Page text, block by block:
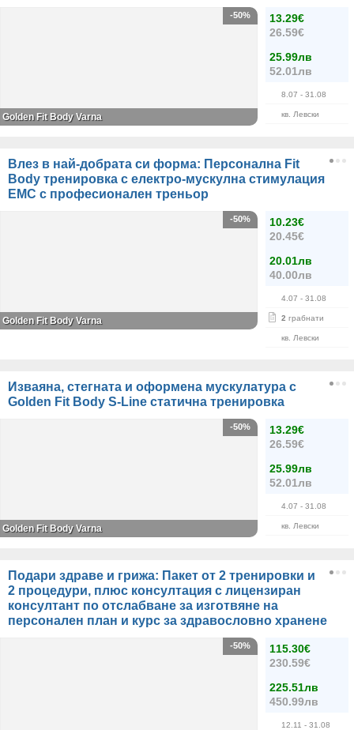
13.29€
26.59€
25.99лв
52.01лв
8.07 - 31.08
кв. Левски
-50%
Golden Fit Body Varna
Влез в най-добрата си форма: Персонална Fit
Body тренировка с електро-мускулна стимулация
ЕМС с професионален треньор
10.23€
20.45€
20.01лв
40.00лв
4.07 - 31.08
2 грабнати
кв. Левски
-50%
Golden Fit Body Varna
Изваяна, стегната и оформена мускулатура с
Golden Fit Body S-Line статична тренировка
13.29€
26.59€
25.99лв
52.01лв
4.07 - 31.08
кв. Левски
-50%
Golden Fit Body Varna
Подари здраве и грижа: Пакет от 2 тренировки и
2 процедури, плюс консултация с лицензиран
консултант по отслабване за изготвяне на
персонален план и курс за здравословно хранене
115.30€
230.59€
225.51лв
450.99лв
12.11 - 31.08
-50%